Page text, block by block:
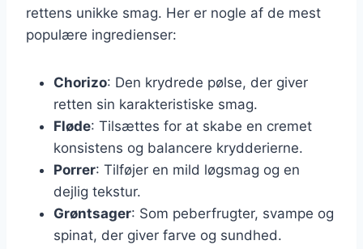
rettens unikke smag. Her er nogle af de mest
populære ingredienser:
Chorizo: Den krydrede pølse, der giver
retten sin karakteristiske smag.
Fløde: Tilsættes for at skabe en cremet
konsistens og balancere krydderierne.
Porrer: Tilføjer en mild løgsmag og en
dejlig tekstur.
Grøntsager: Som peberfrugter, svampe og
spinat, der giver farve og sundhed.